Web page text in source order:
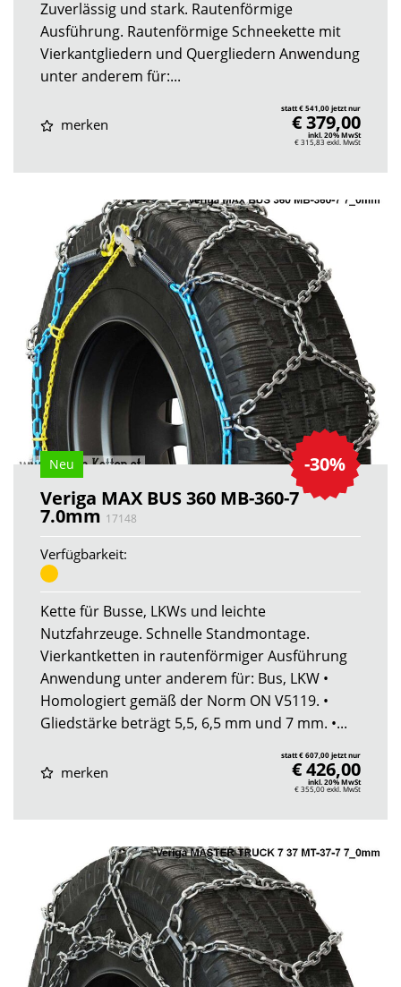
Zuverlässig und stark. Rautenförmige
Ausführung. Rautenförmige Schneekette mit
Vierkantgliedern und Quergliedern Anwendung
unter anderem für:...
merken
statt € 541,00 jetzt nur
€ 379,00
inkl. 20% MwSt
€ 315,83 exkl. MwSt
-30%
Neu
Veriga MAX BUS 360 MB-360-7
7.0mm 17148
Verfügbarkeit:
Kette für Busse, LKWs und leichte
Nutzfahrzeuge. Schnelle Standmontage.
Vierkantketten in rautenförmiger Ausführung
Anwendung unter anderem für: Bus, LKW •
Homologiert gemäß der Norm ON V5119. •
Gliedstärke beträgt 5,5, 6,5 mm und 7 mm. •...
merken
statt € 607,00 jetzt nur
€ 426,00
inkl. 20% MwSt
€ 355,00exkl. MwSt